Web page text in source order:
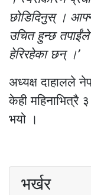
छोडिदिनुस् ।
उचित हुन्छ
हेरिरहेका छन् ।’
अध्यक्ष दाहालले
केही महिनाभित्रै
भयो ।
भर्खर